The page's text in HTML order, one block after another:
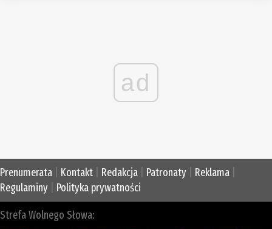
ad
Prenumerata Kontakt Redakcja Patronaty Reklama
Regulaminy
Polityka prywatności
Strefa Wolnego Słowa: